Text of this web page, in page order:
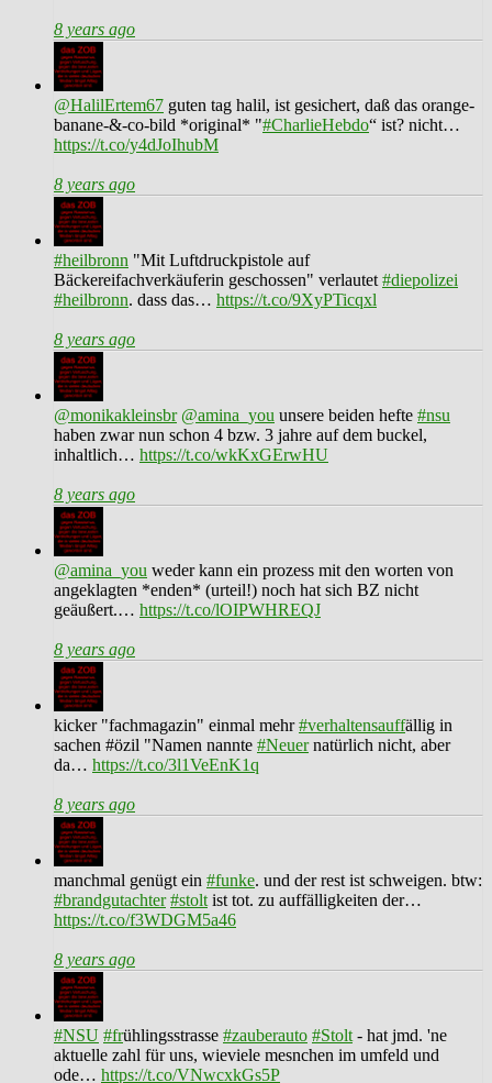
8 years ago
@HalilErtem67 guten tag halil, ist gesichert, daß das orange-
banane-&-co-bild *original* "#CharlieHebdo“ ist? nicht…
https://t.co/y4dJoIhubM
8 years ago
#heilbronn "Mit Luftdruckpistole auf
Bäckereifachverkäuferin geschossen" verlautet #diepolizei
#heilbronn. dass das… https://t.co/9XyPTicqxl
8 years ago
@monikakleinsbr @amina_you unsere beiden hefte #nsu
haben zwar nun schon 4 bzw. 3 jahre auf dem buckel,
inhaltlich… https://t.co/wkKxGErwHU
8 years ago
@amina_you weder kann ein prozess mit den worten von
angeklagten *enden* (urteil!) noch hat sich BZ nicht
geäußert.… https://t.co/lOIPWHREQJ
8 years ago
kicker "fachmagazin" einmal mehr#verhaltensauffällig in
sachen #özil "Namen nannte #Neuernatürlich nicht, aber
da… https://t.co/3l1VeEnK1q
8 years ago
manchmal genügt ein #funke. und der rest ist schweigen. btw:
#brandgutachter #stolt ist tot. zu auffälligkeiten der…
https://t.co/f3WDGM5a46
8 years ago
#NSU #frühlingsstrasse #zauberauto #Stolt - hat jmd. 'ne
aktuelle zahl für uns, wieviele mesnchen im umfeld und
ode… https://t.co/VNwcxkGs5P